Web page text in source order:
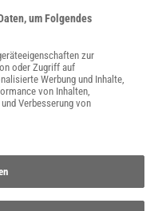
um Folgendes
zur
oder Zugriff auf
Werbung und Inhalte,
von Inhalten,
Verbesserung von